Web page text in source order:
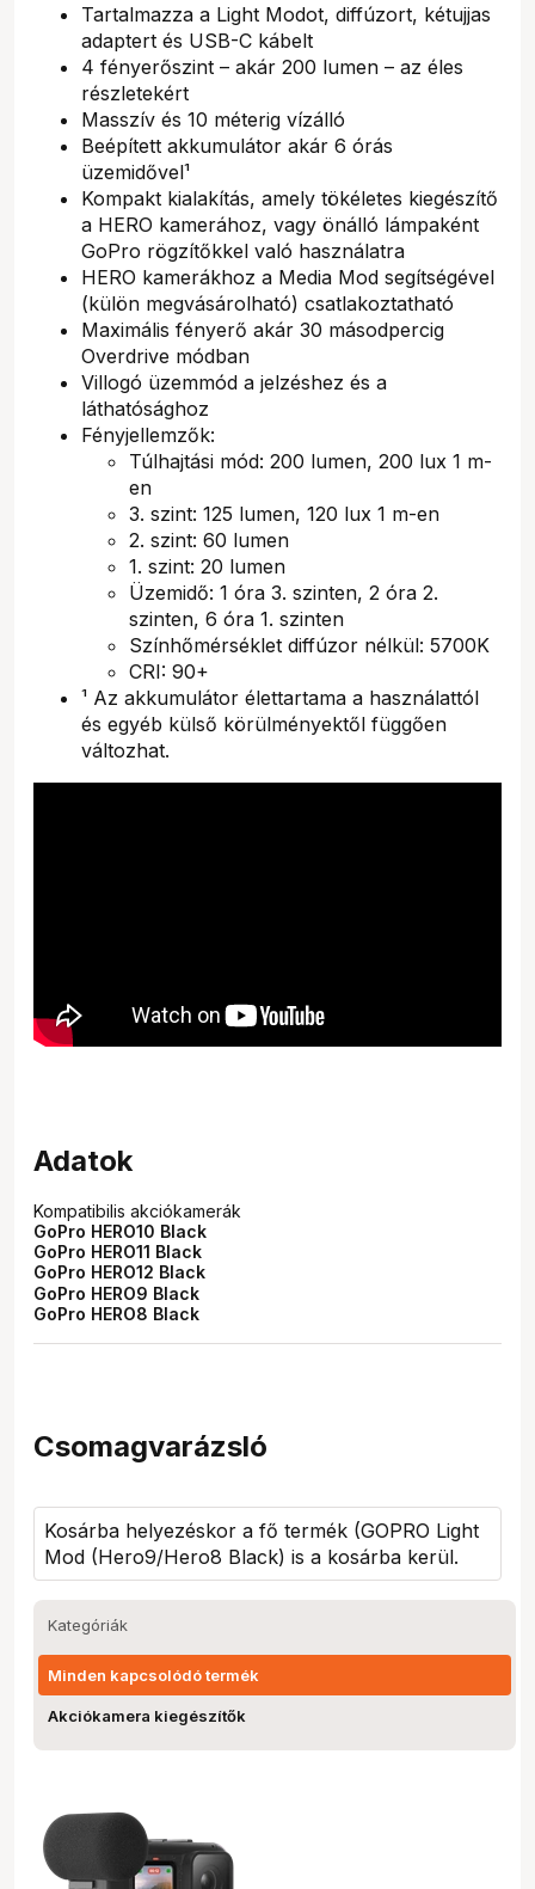
Tartalmazza a Light Modot, diffúzort, kétujjas
adaptert és USB-C kábelt
4 fényerőszint – akár 200 lumen – az éles
részletekért
Masszív és 10 méterig vízálló
Beépített akkumulátor akár 6 órás
üzemidővel¹
Kompakt kialakítás, amely tökéletes kiegészítő
a HERO kamerához, vagy önálló lámpaként
GoPro rögzítőkkel való használatra
HERO kamerákhoz a Media Mod segítségével
(külön megvásárolható) csatlakoztatható
Maximális fényerő akár 30 másodpercig
Overdrive módban
Villogó üzemmód a jelzéshez és a
láthatósághoz
Fényjellemzők:
Túlhajtási mód: 200 lumen, 200 lux 1 m-
en
3. szint: 125 lumen, 120 lux 1 m-en
2. szint: 60 lumen
1. szint: 20 lumen
Üzemidő: 1 óra 3. szinten, 2 óra 2.
szinten, 6 óra 1. szinten
Színhőmérséklet diffúzor nélkül: 5700K
CRI: 90+
¹ Az akkumulátor élettartama a használattól
és egyéb külső körülményektől függően
változhat.
Adatok
Kompatibilis akciókamerák
GoPro HERO10 Black
GoPro HERO11 Black
GoPro HERO12 Black
GoPro HERO9 Black
GoPro HERO8 Black
Csomagvarázsló
Kosárba helyezéskor a fő termék (GOPRO Light
Mod (Hero9/Hero8 Black) is a kosárba kerül.
Kategóriák
Minden kapcsolódó termék
Akciókamera kiegészítők